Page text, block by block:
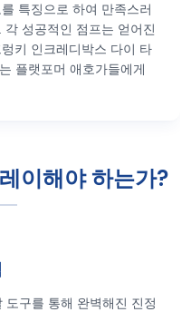
특징으로 하여 만족스러
성공적인 점프는 얻어진
키 인크레디박스 다이 타
플랫포머 애호가들에게
이해야 하는가?
구를 통해 완벽해진 진정